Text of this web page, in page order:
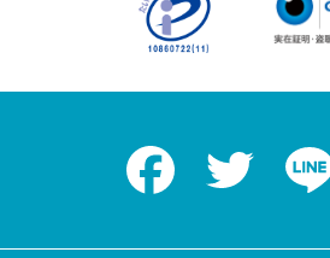
Facebook Twitter